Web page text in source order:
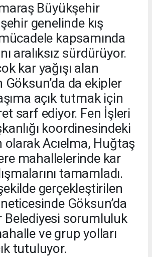
Büyükşehir
genelinde kış
kapsamında
aralıksız sürdürüyor.
kar yağışı alan
Göksun’da da ekipler
açık tutmak için
sarf ediyor. Fen İşleri
koordinesindeki
olarak Acıelma, Huğtaş
mahallelerinde kar
tamamladı.
gerçekleştirilen
Göksun’da
Belediyesi sorumluluk
ve grup yolları
tutuluyor.